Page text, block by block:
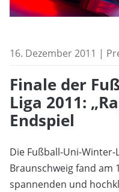
16. Dezember 2011 |
Finale der
Liga 2011:
Endspiel
Die Fußball-Uni-
Braunschweig fand am
spannenden und